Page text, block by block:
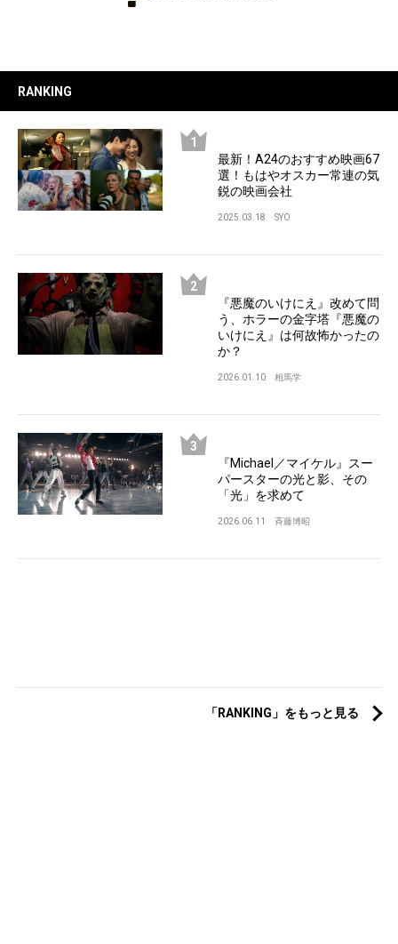
RANKING
最新！A24のおすすめ映画67
選！もはやオスカー常連の気
鋭の映画会社
2025.03.18 SYO
『悪魔のいけにえ』改めて問
う、ホラーの金字塔『悪魔の
いけにえ』は何故怖かったの
か？
2026.01.10 相馬学
『Michael／マイケル』スー
パースターの光と影、その
「光」を求めて
2026.06.11 斉藤博昭
「RANKING」をもっと見る